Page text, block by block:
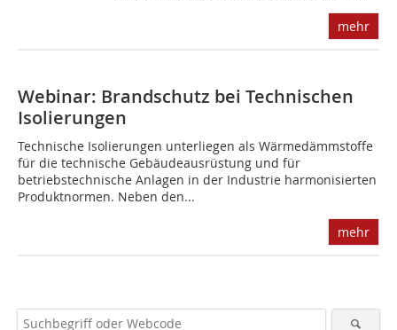
mehr
Webinar: Brandschutz bei Technischen
Isolierungen
Technische Isolierungen unterliegen als Wärmedämmstoffe
für die technische Gebäudeausrüstung und für
betriebstechnische Anlagen in der Industrie harmonisierten
Produktnormen. Neben den...
mehr